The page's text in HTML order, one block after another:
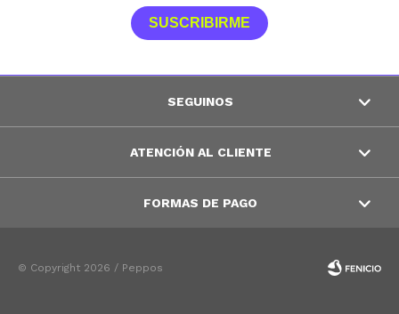
SUSCRIBIRME
SEGUINOS
ATENCIÓN AL CLIENTE
FORMAS DE PAGO
© Copyright 2026 / Peppos